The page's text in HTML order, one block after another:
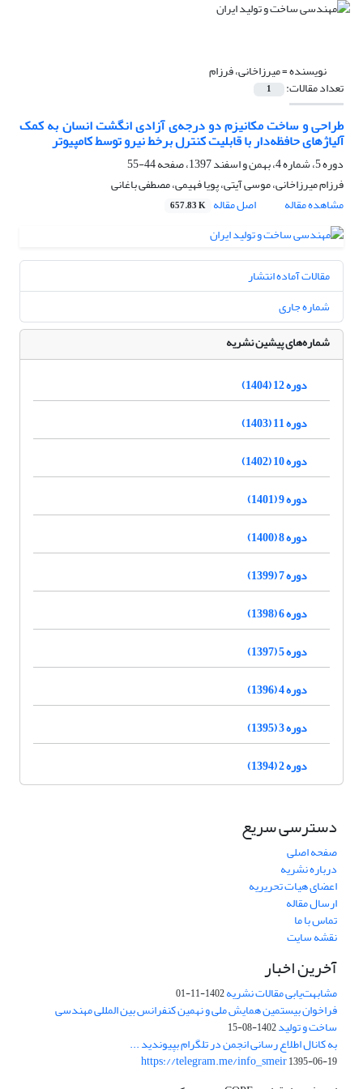
نویسنده =میرزاخانی، فرزام
تعداد مقالات: 1
طراحی و ساخت مکانیزم دو درجه‌ی آزادی انگشت انسان به کمک
آلیاژهای حافظه‌دار با قابلیت کنترل برخط نیرو توسط کامپیوتر
دوره 5، شماره 4، بهمن و اسفند 1397، صفحه
44-55
فرزام میرزاخانی، موسی آیتی، پویا فهیمی، مصطفی باغانی
مشاهده مقاله
اصل مقاله 657.83 K
مقالات آماده انتشار
شماره جاری
شماره‌های پیشین نشریه
دوره 12 (1404)
دوره 11 (1403)
دوره 10 (1402)
دوره 9 (1401)
دوره 8 (1400)
دوره 7 (1399)
دوره 6 (1398)
دوره 5 (1397)
دوره 4 (1396)
دوره 3 (1395)
دوره 2 (1394)
دسترسی سریع
صفحه اصلی
درباره نشریه
اعضای هیات تحریریه
ارسال مقاله
تماس با ما
نقشه سایت
آخرین اخبار
مشابهت‌یابی مقالات نشریه1402-11-01
فراخوان بیستمین همایش ملی و نهمین کنفرانس بین المللی مهندسی
ساخت و تولید1402-08-15
به کانال اطلاع رسانی انجمن در تلگرام بپیوندید ...
https://telegram.me/info_smeir1395-06-19